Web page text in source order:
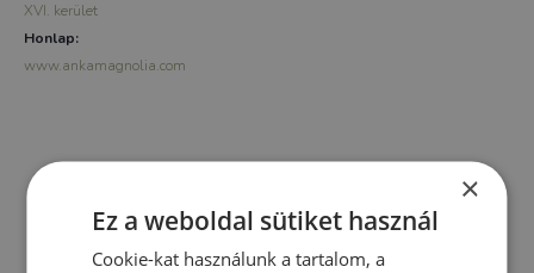
XVI. kerület
Honlap:
www.ankamagnolia.com
×
Ez a weboldal sütiket használ
Cookie-kat használunk a tartalom, a